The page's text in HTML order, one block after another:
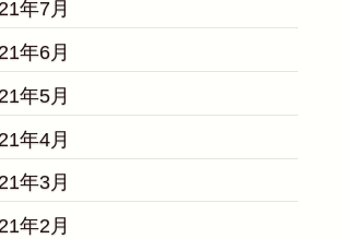
年7月
年6月
年5月
年4月
年3月
年2月